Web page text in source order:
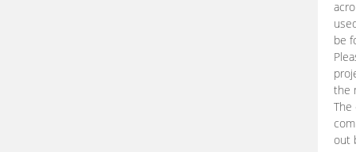
be
the
The
out